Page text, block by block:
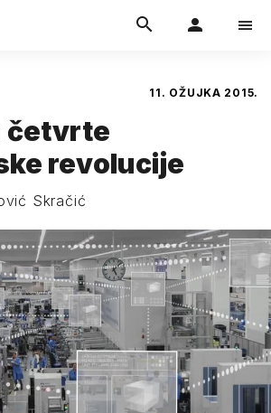
11. OŽUJKA 2015.
četvrte
revolucije
Skračić